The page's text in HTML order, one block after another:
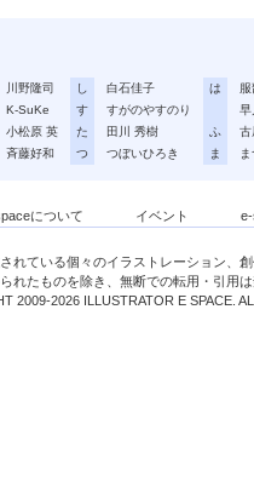
川野隆司
K-SuKe
小松原 英
斉藤好和
し
白石佳子
す
すがのやすのり
た
田川 秀樹
つ
つぼいひろき
は
早
ふ
古
ま
について イベント
れている個々のイラストレーション、
れたものを除き、無断での転用・引用
2009-2026 ILLUSTRATOR E SPACE.